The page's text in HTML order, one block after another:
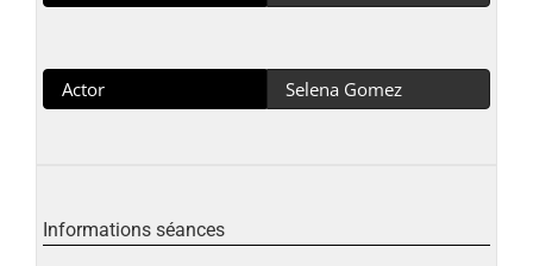
Actor Selena Gomez
Informations séances